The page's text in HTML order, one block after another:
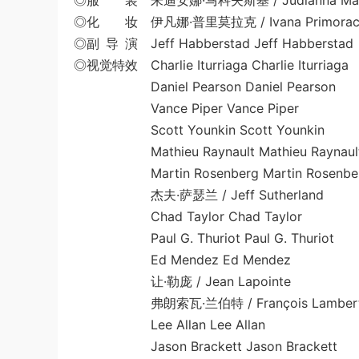
◎化 妆 伊凡娜·普里莫拉克 / Ivana Primorac
◎副 导 演 Jeff Habberstad Jeff Habberstad
◎视觉特效 Charlie Iturriaga Charlie Iturriaga
Daniel Pearson Daniel Pearson
Vance Piper Vance Piper
Scott Younkin Scott Younkin
Mathieu Raynault Mathieu
Martin Rosenberg Martin
杰夫·萨瑟兰 / Jeff Sutherland
Chad Taylor Chad Taylor
Paul G. Thuriot Paul G. Thuriot
Ed Mendez Ed Mendez
让·勒庞 / Jean Lapointe
弗朗索瓦·兰伯特 / François
Lee Allan Lee Allan
Jason Brackett Jason Brackett